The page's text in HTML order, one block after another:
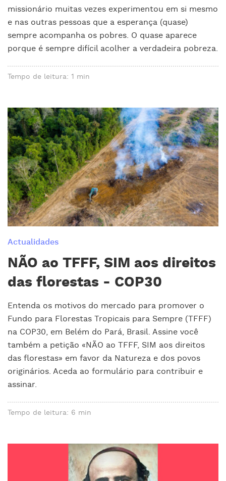
missionário muitas vezes experimentou em si mesmo
e nas outras pessoas que a esperança (quase)
sempre acompanha os pobres. O quase aparece
porque é sempre difícil acolher a verdadeira pobreza.
Tempo de leitura: 1 min
Actualidades
NÃO ao TFFF, SIM aos direitos
das florestas - COP30
Entenda os motivos do mercado para promover o
Fundo para Florestas Tropicais para Sempre (TFFF)
na COP30, em Belém do Pará, Brasil. Assine você
também a petição «NÃO ao TFFF, SIM aos direitos
das florestas» em favor da Natureza e dos povos
originários. Aceda ao formulário para contribuir e
assinar.
Tempo de leitura: 6 min